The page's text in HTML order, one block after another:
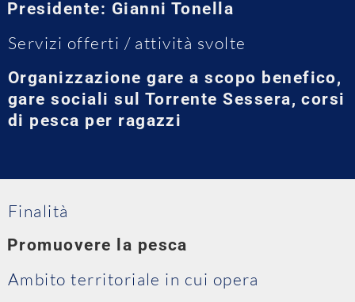
Presidente: Gianni Tonella
Servizi offerti / attività svolte
Organizzazione gare a scopo benefico,
gare sociali sul Torrente Sessera, corsi
di pesca per ragazzi
Finalità
Promuovere la pesca
Ambito territoriale in cui opera